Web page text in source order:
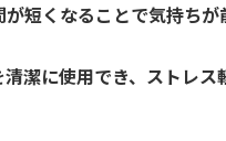
くなることで気持ちが
潔に使用でき、ストレス